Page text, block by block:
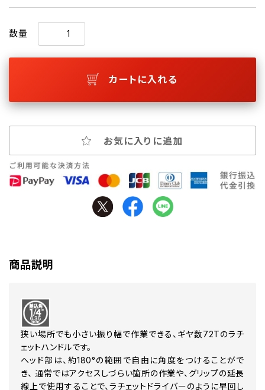
数量
カートに入れる
お気に入りに追加
商品説明
狭い場所でも小さい振り幅で作業できる、ギヤ数72Tのラチ
ェットハンドルです。
ヘッド部は、約180°の範囲で自由に角度をつけることがで
き、 通常ではアクセスしづらい箇所の作業や、グリップの延長
線上で使用することで、ラチェットドライバーのように早回し